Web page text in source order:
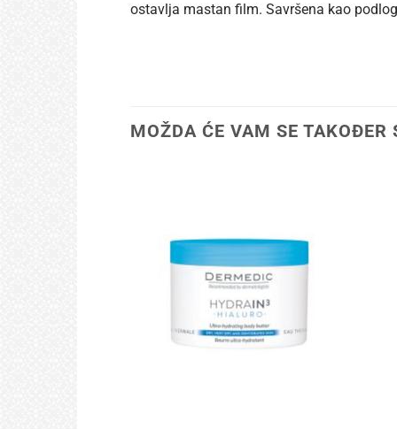
ostavlja mastan film. Savršena kao
MOŽDA ĆE VAM SE